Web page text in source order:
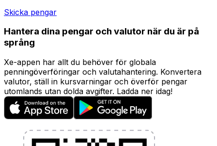
Skicka pengar
Hantera dina pengar och valutor när du är på
språng
Xe-appen har allt du behöver för globala
penningöverföringar och valutahantering. Konvertera
valutor, ställ in kursvarningar och överför pengar
utomlands utan dolda avgifter. Ladda ner idag!